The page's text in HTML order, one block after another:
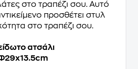
στο τραπέζι σου. Αυτό
προσθέτει στυλ
στο τραπέζι σου.
ατσάλι
Φ29x13.5cm